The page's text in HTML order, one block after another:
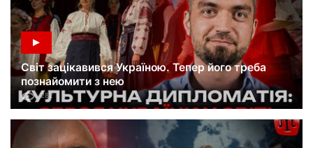
Світ зацікавився Україною. Тепер його треба
познайомити з нею
282